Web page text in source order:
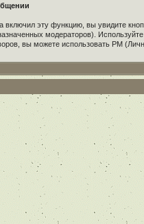
включил эту функцию, вы увидите
модераторов).
вы можете использовать PM